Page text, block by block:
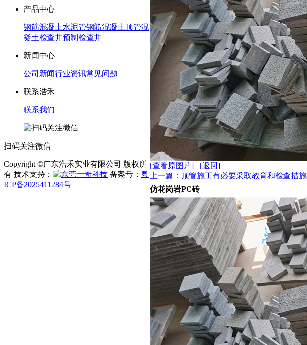
[查看原图片]
[返回]
上一篇：顶管施工有必要采取教育和检查措施
仿花岗岩PC砖
产品中心
钢筋混凝土水泥管钢筋混凝土顶管混
凝土检查井预制检查井
新闻中心
公司新闻行业资讯常见问题
联系浩禾
联系我们
扫码关注微信
Copyright ©广东浩禾实业有限公司 版权所
有 技术支持：
备案号： 粤
ICP备2025411284号